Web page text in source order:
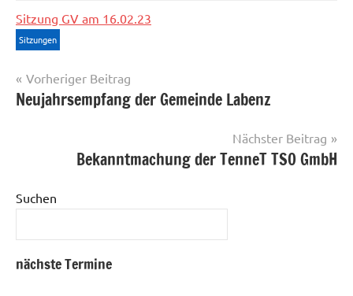
Sitzung GV am 16.02.23
Sitzungen
Beitragsnavigation
Vorheriger Beitrag
Neujahrsempfang der Gemeinde Labenz
Nächster Beitrag
Bekanntmachung der TenneT TSO GmbH
Suchen
nächste Termine